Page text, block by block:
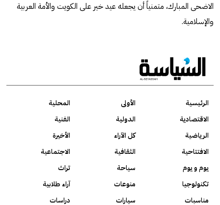
الاضحى المبارك، متمنياً أن يجعله عيد خير على الكويت والأمة العربية
والإسلامية.
الرئيسية الأولى
المحلية
الاقتصادية
الدولية
الفنية
الرياضية
كل الآراء
الأخيرة
الافتتاحية
الثقافية
الاجتماعية
يوم و يوم
سياحة
تراث
تكنولوجيا
منوعات
آراء طلابية
مناسبات
سيارات دراسات